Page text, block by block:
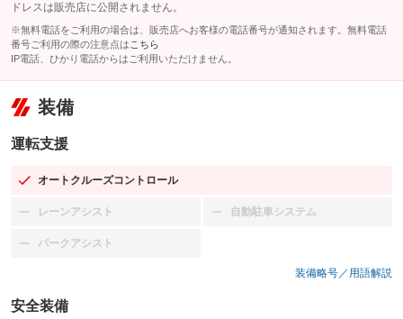
ドレスは販売店に公開されません。
※無料電話をご利用の場合は、販売店へお客様の電話番号が通知されます。無料電話
番号ご利用の際の注意点は こちら
IP電話、ひかり電話からはご利用いただけません。
装備
運転支援
オートクルーズコントロール
：装備あり
レーンアシスト
：装備なし 自動駐車システム
：装備なし
パークアシスト
：装備なし
装備略号／用語解説
安全装備